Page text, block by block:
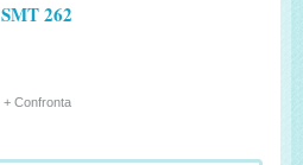
SMT 262
+ Confronta